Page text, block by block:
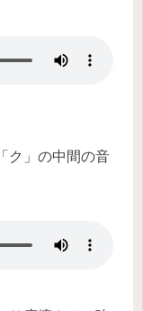
ク」の中間の音